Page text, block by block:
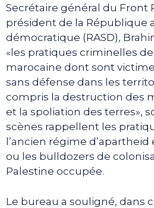
Secrétaire général du Front
président de la République
démocratique (RASD),
«les pratiques criminelles
marocaine dont sont
sans défense dans les
compris la destruction des
et la spoliation des terres»,
scènes rappellent les
l’ancien régime
ou les bulldozers de
Palestine occupée.
Le bureau a souligné, dans